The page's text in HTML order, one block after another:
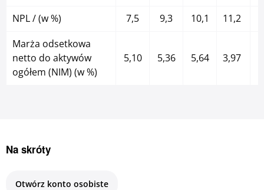
NPL / (w %) 7,5 9,3 10,1 11,2
Marża odsetkowa
netto do aktywów
ogółem (NIM) (w %)
5,10 5,36 5,64 3,97
Na skróty
Otwórz konto osobiste